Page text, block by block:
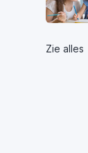
Zie alles